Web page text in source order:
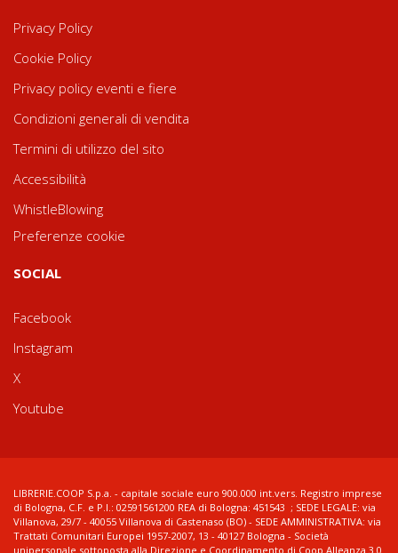
Privacy Policy
Cookie Policy
Privacy policy eventi e fiere
Condizioni generali di vendita
Termini di utilizzo del sito
Accessibilità
WhistleBlowing
Preferenze cookie
SOCIAL
Facebook
Instagram
X
Youtube
LIBRERIE.COOP S.p.a. - capitale sociale euro 900.000 int.vers. Registro imprese
di Bologna, C.F. e P.I.: 02591561200 REA di Bologna: 451543 ; SEDE LEGALE: via
Villanova, 29/7 - 40055 Villanova di Castenaso (BO) - SEDE AMMINISTRATIVA: via
Trattati Comunitari Europei 1957-2007, 13 - 40127 Bologna - Società
unipersonale sottoposta alla Direzione e Coordinamento di Coop Alleanza 3.0